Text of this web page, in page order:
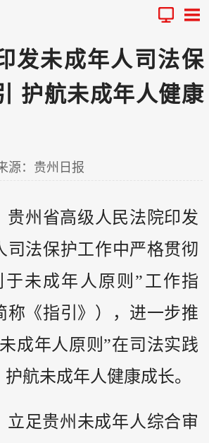
发未成年人司法保
护航未成年人健康
源：贵州日报
贵州 省高级人民法院印发
司法保护工作中严格贯彻
于未成年人原则”工作指
称《指引》），进一步推
成年人原则”在司法实践
航未成年人健康成长。
立足贵州未成年人综合审